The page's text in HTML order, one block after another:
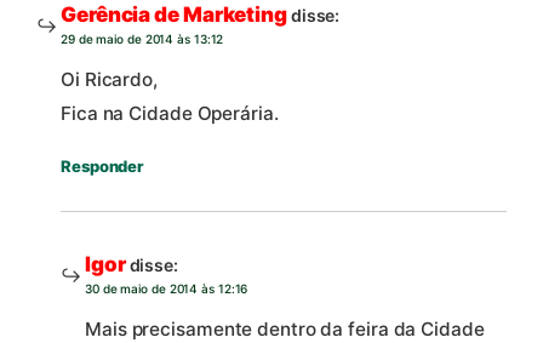
Gerência de Marketingdisse:
29 de maio de 2014 às 13:12
Oi Ricardo,
Fica na Cidade Operária.
Responder
Igordisse:
30 de maio de 2014 às 12:16
Mais precisamente dentro da feira da Cidade